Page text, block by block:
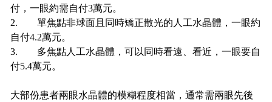
付，一眼約需自付3萬元。
2. 單焦點非球面且同時矯正散光的人工水晶體，一眼約
自付4.2萬元。
3. 多焦點人工水晶體，可以同時看遠、看近，一眼要自
付5.4萬元。
大部份患者兩眼水晶體的模糊程度相當，通常需兩眼先後